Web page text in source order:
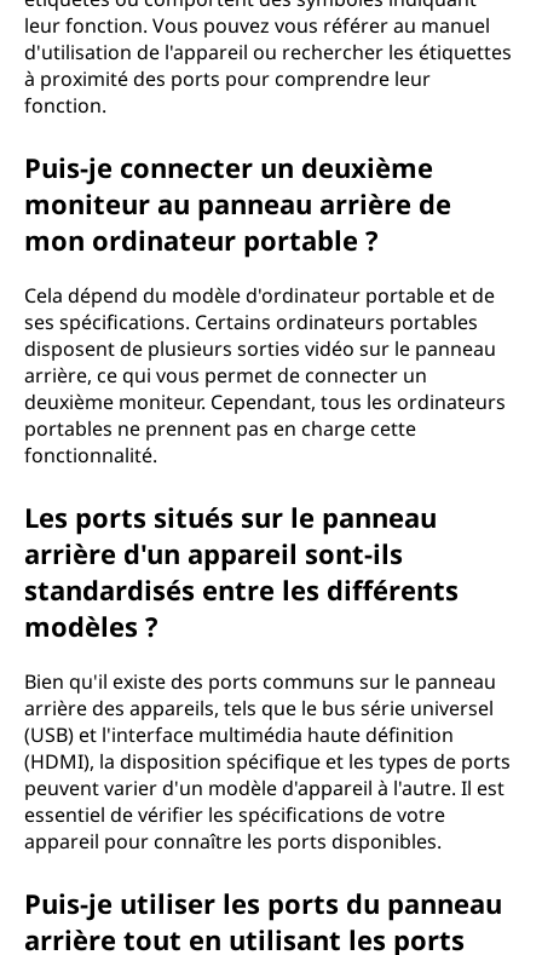
leur fonction. Vous pouvez vous référer au manuel
d'utilisation de l'appareil ou rechercher les étiquettes
à proximité des ports pour comprendre leur
fonction.
Puis-je connecter un deuxième
moniteur au panneau arrière de
mon ordinateur portable ?
Cela dépend du modèle d'ordinateur portable et de
ses spécifications. Certains ordinateurs portables
disposent de plusieurs sorties vidéo sur le panneau
arrière, ce qui vous permet de connecter un
deuxième moniteur. Cependant, tous les ordinateurs
portables ne prennent pas en charge cette
fonctionnalité.
Les ports situés sur le panneau
arrière d'un appareil sont-ils
standardisés entre les différents
modèles ?
Bien qu'il existe des ports communs sur le panneau
arrière des appareils, tels que le bus série universel
(USB) et l'interface multimédia haute définition
(HDMI), la disposition spécifique et les types de ports
peuvent varier d'un modèle d'appareil à l'autre. Il est
essentiel de vérifier les spécifications de votre
appareil pour connaître les ports disponibles.
Puis-je utiliser les ports du panneau
arrière tout en utilisant les ports